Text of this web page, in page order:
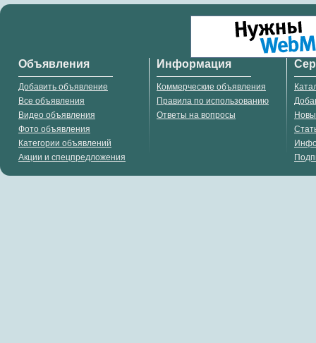
Объявления
Добавить объявление
Все объявления
Видео объявления
Фото объявления
Категории объявлений
Акции и спецпредложения
Информация
Коммерческие объявления
Правила по использованию
Ответы на вопросы